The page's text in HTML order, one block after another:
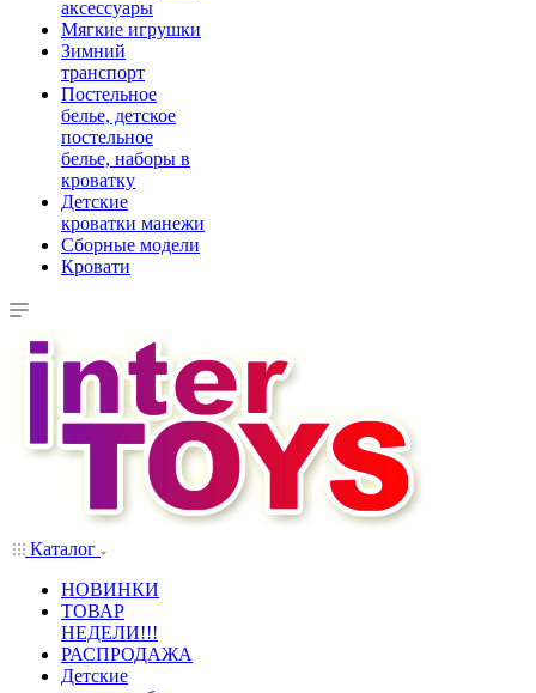
аксессуары
Мягкие игрушки
Зимний
транспорт
Постельное
белье, детское
постельное
белье, наборы в
кроватку
Детские
кроватки манежи
Сборные модели
Кровати
Каталог
НОВИНКИ
ТОВАР
НЕДЕЛИ!!!
РАСПРОДАЖА
Детские